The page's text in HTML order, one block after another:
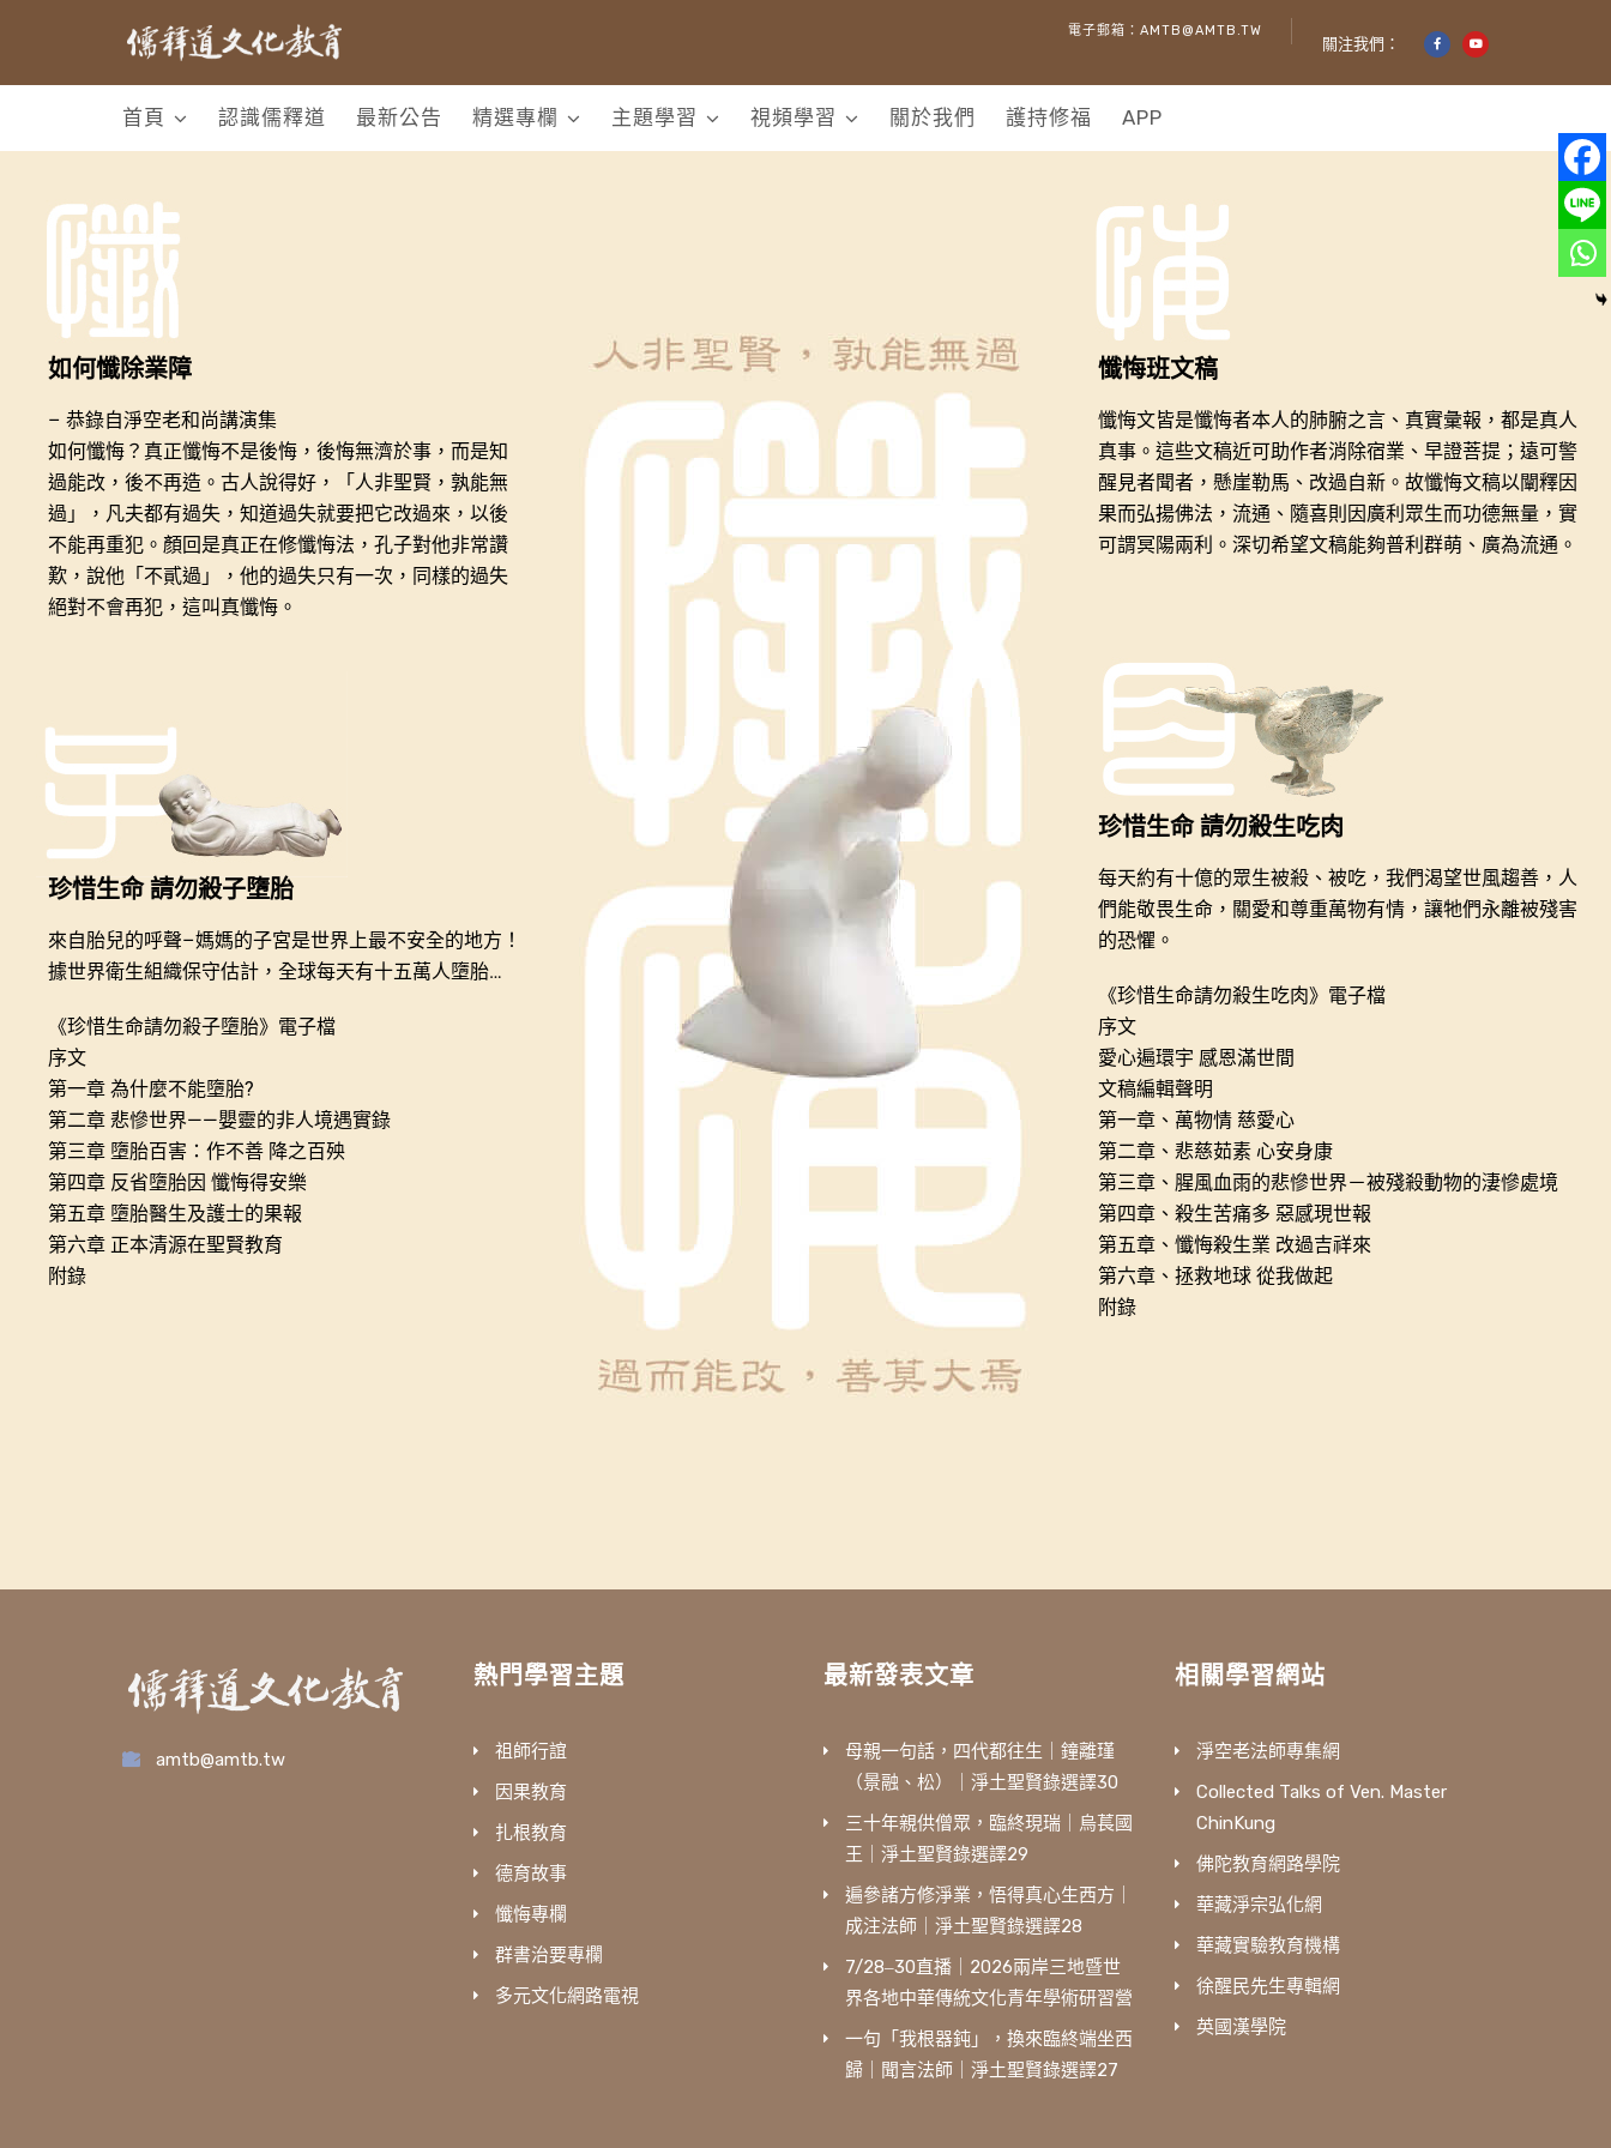
電子郵箱：AMTB@AMTB.TW
關注我們：
首頁 認識儒釋道 最新公告 精選專欄 主題學習 視頻學習 關於我們 護持修福 APP
如何懺除業障
– 恭錄自淨空老和尚講演集
如何懺悔？真正懺悔不是後悔，後悔無濟於事，而是知
過能改，後不再造。古人說得好，「人非聖賢，孰能無
過」，凡夫都有過失，知道過失就要把它改過來，以後
不能再重犯。顏回是真正在修懺悔法，孔子對他非常讚
歎，說他「不貳過」，他的過失只有一次，同樣的過失
絕對不會再犯，這叫真懺悔。
珍惜生命 請勿殺子墮胎
來自胎兒的呼聲–媽媽的子宮是世界上最不安全的地方！
據世界衛生組織保守估計，全球每天有十五萬人墮胎…
《珍惜生命請勿殺子墮胎》電子檔
序文
第一章 為什麼不能墮胎?
第二章 悲慘世界——嬰靈的非人境遇實錄
第三章 墮胎百害：作不善 降之百殃
第四章 反省墮胎因 懺悔得安樂
第五章 墮胎醫生及護士的果報
第六章 正本清源在聖賢教育
附錄
懺悔班文稿
懺悔文皆是懺悔者本人的肺腑之言、真實彙報，都是真人
真事。這些文稿近可助作者消除宿業、早證菩提；遠可警
醒見者聞者，懸崖勒馬、改過自新。故懺悔文稿以闡釋因
果而弘揚佛法，流通、隨喜則因廣利眾生而功德無量，實
可謂冥陽兩利。深切希望文稿能夠普利群萌、廣為流通。
珍惜生命 請勿殺生吃肉
每天約有十億的眾生被殺、被吃，我們渴望世風趨善，人
們能敬畏生命，關愛和尊重萬物有情，讓牠們永離被殘害
的恐懼。
《珍惜生命請勿殺生吃肉》電子檔
序文
愛心遍環宇 感恩滿世間
文稿編輯聲明
第一章、萬物情 慈愛心
第二章、悲慈茹素 心安身康
第三章、腥風血雨的悲慘世界－被殘殺動物的淒慘處境
第四章、殺生苦痛多 惡感現世報
第五章、懺悔殺生業 改過吉祥來
第六章、拯救地球 從我做起
附錄
amtb@amtb.tw
熱門學習主題
祖師行誼
因果教育
扎根教育
德育故事
懺悔專欄
群書治要專欄
多元文化網路電視
最新發表文章
母親一句話，四代都往生｜鐘離瑾
（景融、松）｜淨土聖賢錄選譯30
三十年親供僧眾，臨終現瑞｜烏萇國
王｜淨土聖賢錄選譯29
遍參諸方修淨業，悟得真心生西方｜
成注法師｜淨土聖賢錄選譯28
7/28‒30直播｜2026兩岸三地暨世
界各地中華傳統文化青年學術研習營
一句「我根器鈍」，換來臨終端坐西
歸｜聞言法師｜淨土聖賢錄選譯27
相關學習網站
淨空老法師專集網
Collected Talks of Ven. Master
ChinKung
佛陀教育網路學院
華藏淨宗弘化網
華藏實驗教育機構
徐醒民先生專輯網
英國漢學院